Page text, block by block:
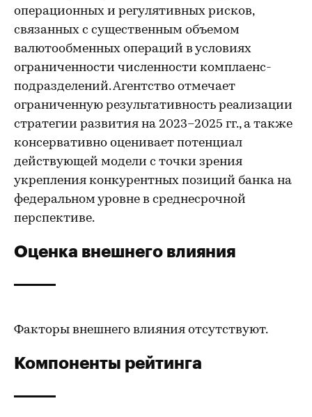
операционных и регулятивных рисков,
связанных с существенным объемом
валютообменных операций в условиях
ограниченности численности комплаенс-
подразделений. Агентство отмечает
ограниченную результативность реализации
стратегии развития на 2023–2025 гг., а также
консервативно оценивает потенциал
действующей модели с точки зрения
укрепления конкурентных позиций банка на
федеральном уровне в среднесрочной
перспективе.
Оценка внешнего влияния
Факторы внешнего влияния отсутствуют.
Компоненты рейтинга